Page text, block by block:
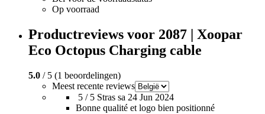
Op voorraad
Productreviews voor 2087 | Xoopar
Eco Octopus Charging cable
5.0 / 5 (1 beoordelingen)
Meest recente reviews
5 / 5 Stras sa 24 Jun 2024
Bonne qualité et logo bien positionné